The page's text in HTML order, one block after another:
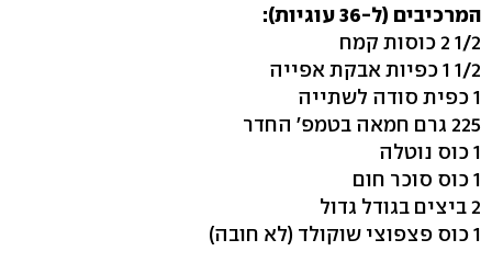
המרכיבים (ל-36 עוגיות):
1/2 2 כוסות קמח
1/2 1 כפיות אבקת אפייה
1 כפית סודה לשתייה
225 גרם חמאה בטמפ' החדר
1 כוס נוטלה
1 כוס סוכר חום
2 ביצים בגודל גדול
1 כוס פצפוצי שוקולד (לא חובה)